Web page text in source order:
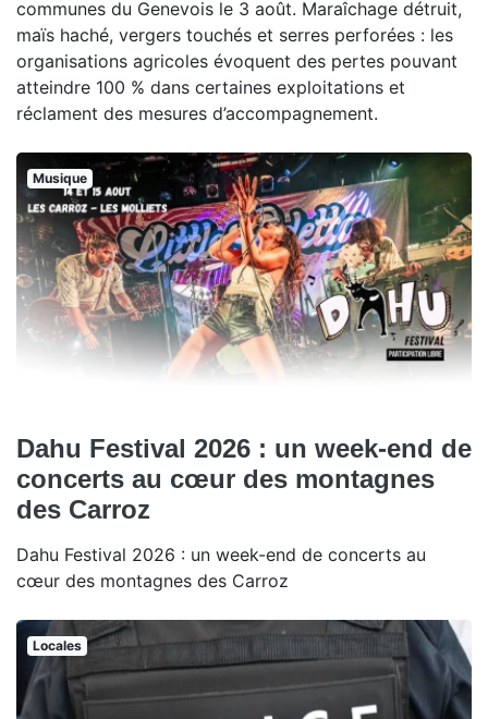
communes du Genevois le 3 août. Maraîchage détruit,
maïs haché, vergers touchés et serres perforées : les
organisations agricoles évoquent des pertes pouvant
atteindre 100 % dans certaines exploitations et
réclament des mesures d’accompagnement.
Musique
Dahu Festival 2026 : un week-end de
concerts au cœur des montagnes
des Carroz
Dahu Festival 2026 : un week-end de concerts au
cœur des montagnes des Carroz
Locales